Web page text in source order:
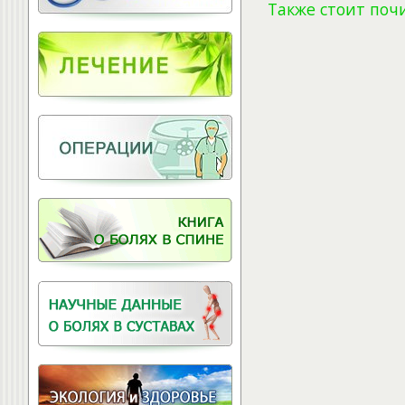
Витамины для
позвоночника
Также стоит